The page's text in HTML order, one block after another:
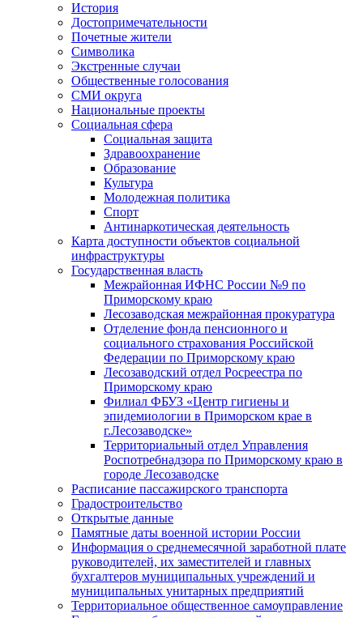
История
Достопримечательности
Почетные жители
Символика
Экстренные случаи
Общественные голосования
СМИ округа
Национальные проекты
Социальная сфера
Социальная защита
Здравоохранение
Образование
Культура
Молодежная политика
Спорт
Антинаркотическая деятельность
Карта доступности объектов социальной
инфраструктуры
Государственная власть
Межрайонная ИФНС России №9 по
Приморскому краю
Лесозаводская межрайонная прокуратура
Отделение фонда пенсионного и
социального страхования Российской
Федерации по Приморскому краю
Лесозаводский отдел Росреестра по
Приморскому краю
Филиал ФБУЗ «Центр гигиены и
эпидемиологии в Приморском крае в
г.Лесозаводске»
Территориальный отдел Управления
Роспотребнадзора по Приморскому краю в
городе Лесозаводске
Расписание пассажирского транспорта
Градостроительство
Открытые данные
Памятные даты военной истории России
Информация о среднемесячной заработной плате
руководителей, их заместителей и главных
бухгалтеров муниципальных учреждений и
муниципальных унитарных предприятий
Территориальное общественное самоуправление